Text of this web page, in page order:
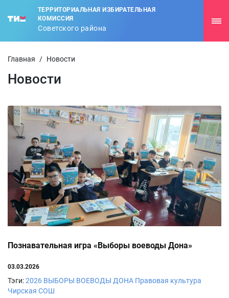
ТЕРРИТОРИАЛЬНАЯ ИЗБИРАТЕЛЬНАЯ
КОМИССИЯ
Советского района
Главная / Новости
Новости
Познавательная игра «Выборы воеводы Дона»
03.03.2026
Тэги:2026 ВЫБОРЫ ВОЕВОДЫ ДОНА Правовая культура
Чирская СОШ